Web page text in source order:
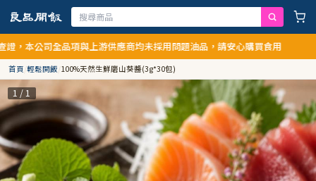
本公司全品項與上游供應商均未採用問題油品，請安心購買食用
首頁/輕鬆開飯/100%天然生鮮磨山葵醬(3g*30包)
1 / 1